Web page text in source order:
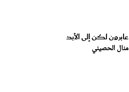
عابرون لكن إلى الأبد
منال الحصيني